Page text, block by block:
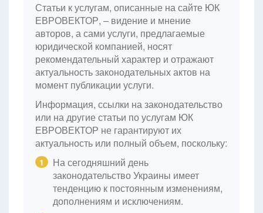
Статьи к услугам, описанные на сайте ЮК
ЕВРОВЕКТОР, – видение и мнение
авторов, а сами услуги, предлагаемые
юридической компанией, носят
рекомендательный характер и отражают
актуальность законодательных актов на
момент публикации услуги.
Информация, ссылки на законодательство
или на другие статьи по услугам ЮК
ЕВРОВЕКТОР не гарантируют их
актуальность или полный объем, поскольку:
1
На сегодняшний день
законодательство Украины имеет
тенденцию к постоянным изменениям,
дополнениям и исключениям.